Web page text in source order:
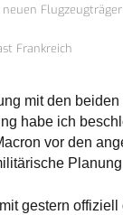
Frankreich
mit den
habe ich
vor den
gestern